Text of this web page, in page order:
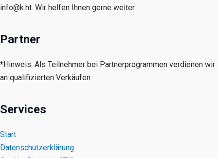
info@k.ht. Wir helfen Ihnen gerne weiter.
Partner
*Hinweis: Als Teilnehmer bei Partnerprogrammen verdienen wir
an qualifizierten Verkäufen.
Services
Start
Datenschutzerklärung